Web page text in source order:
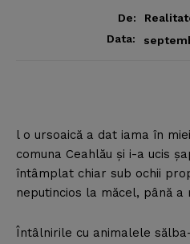
De:
Data:
l o ursoaică a dat iama în
comuna Ceahlău şi i-a ucis
întâmplat chiar sub ochii
neputincios la măcel, până
Întâlnirile cu animalele